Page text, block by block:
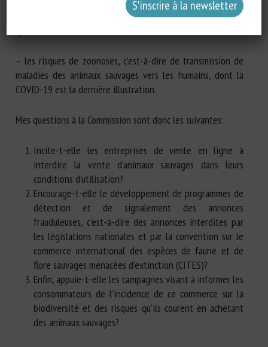
– les conditions de capture et de transport de ces animaux,
– les risques de zoonoses, c’est-à-dire de transmission de
maladies des animaux sauvages vers les humains, dont la
COVID-19 est la dernière illustration.
Mes questions à la Commission sont donc les suivantes:
Incite-t-elle les entreprises de vente en ligne à
interdire la vente d’animaux sauvages dans leurs
conditions d’utilisation?
Encourage-t-elle le développement de programmes de
détection et de signalement des annonces
frauduleuses, c’est-à-dire des annonces interdites par
les législations nationales et par la convention sur le
commerce international des espèces de faune et de
flore sauvages menacées d’extinction (CITES)?
Enfin, appuie-t-elle les campagnes visant à informer les
consommateurs de l’incidence de ce commerce sur la
biodiversité et des risques qu’ils courent en achetant
des animaux sauvages?